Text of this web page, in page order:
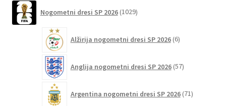
na
izdelka
Nogometni dresi SP 2026 1029izdelkov
Alžirija nogometni dresi SP 2026 6izdelkov
Anglija nogometni dresi SP 2026 57izdelkov
Argentina nogometni dresi SP 2026 71izdelkov